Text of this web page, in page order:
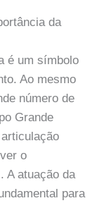
da
é um símbolo
Ao mesmo
número de
Grande
o
A atuação da
para